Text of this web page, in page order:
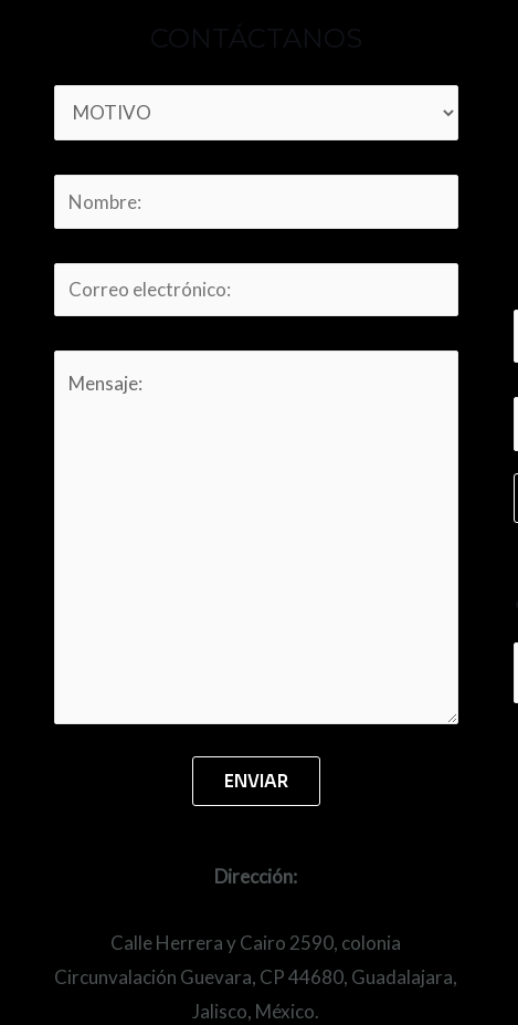
CONTÁCTANOS
Dirección:
Calle Herrera y Cairo 2590, colonia
Circunvalación Guevara, CP 44680, Guadalajara,
Jalisco, México.